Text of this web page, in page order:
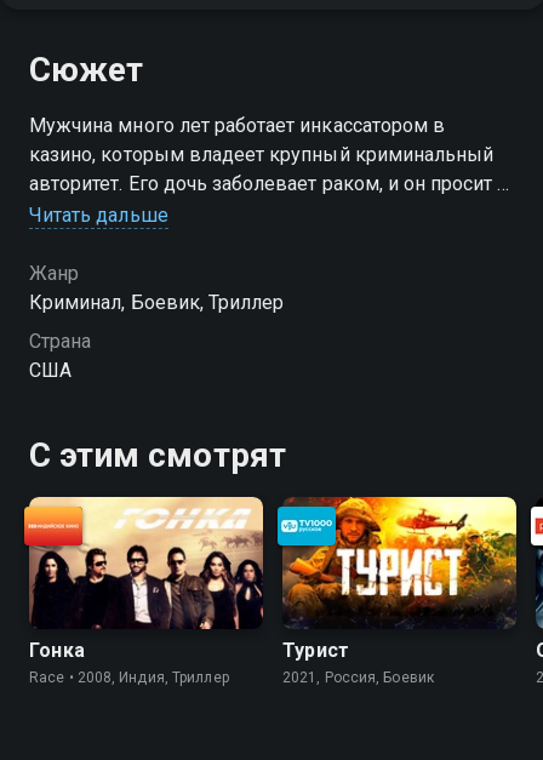
Сюжет
Мужчина много лет работает инкассатором в
казино, которым владеет крупный криминальный
авторитет. Его дочь заболевает раком, и он просит у
хозяина деньги на операцию. Получив отказ,
Читать дальше
Жанр
Криминал, Боевик, Триллер
Страна
США
С этим смотрят
Гонка
Race • 2008, Индия, Триллер
Турист
2021, Россия, Боевик